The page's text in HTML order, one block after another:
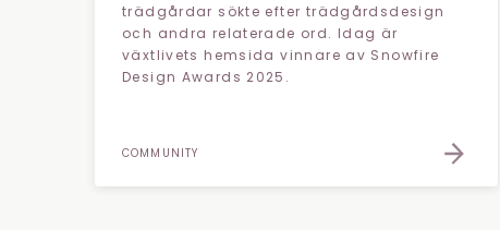
trädgårdar sökte efter trädgårdsdesign
och andra relaterade ord. Idag är
växtlivets hemsida vinnare av Snowfire
Design Awards 2025.
COMMUNITY